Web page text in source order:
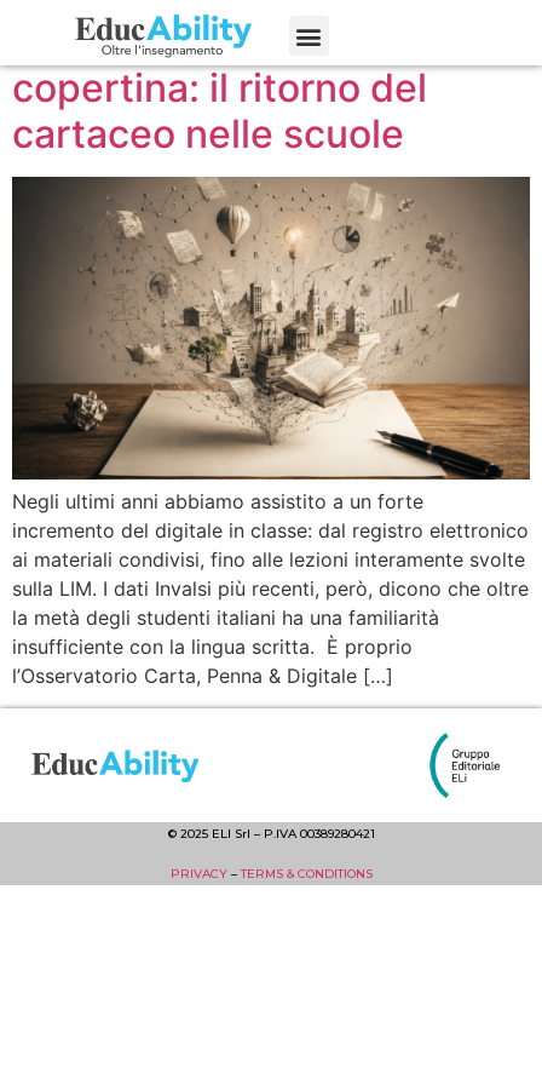
Dallo schermo alla
copertina: il ritorno del
cartaceo nelle scuole
Negli ultimi anni abbiamo assistito a un forte
incremento del digitale in classe: dal registro elettronico
ai materiali condivisi, fino alle lezioni interamente svolte
sulla LIM. I dati Invalsi più recenti, però, dicono che oltre
la metà degli studenti italiani ha una familiarità
insufficiente con la lingua scritta. È proprio
l’Osservatorio Carta, Penna & Digitale […]
© 2025 ELI Srl – P.IVA 00389280421
PRIVACY–TERMS & CONDITIONS